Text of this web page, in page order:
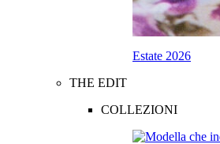
Estate 2026
THE EDIT
COLLEZIONI